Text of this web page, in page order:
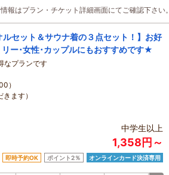
報はプラン・チケット詳細画面にてご確認下さい。
ルセット＆サウナ着の３点セット！】お好
ー･女性･カップルにもおすすめです★
なプランです
）
ます）
中学生以上
1,358円～
即時予約OK ポイント2％ オンラインカード決済専用